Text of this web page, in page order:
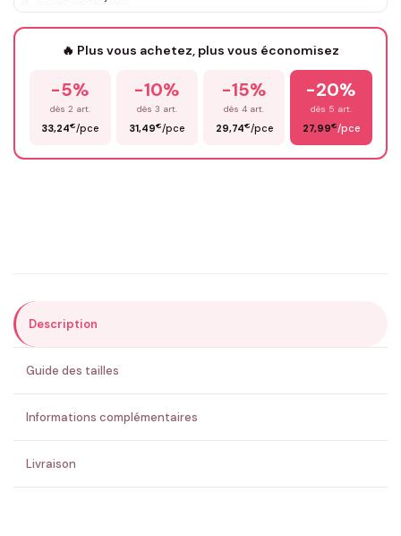
Votre texte / idée*
Prénom*
ENVOYER MA DEMANDE ✨
💚 Retour sous 24-48h🇫🇷 Flocage en France✅ Validation avant fabrication
🔥 Plus vous achetez, plus vous économisez
-5%
dès 2 art.
33,24€/pce
-10%
dès 3 art.
31,49€/pce
-15%
dès 4 art.
29,74€/pce
-20%
dès 5 art.
27,99€/pce
Description
Guide des tailles
Informations complémentaires
Livraison